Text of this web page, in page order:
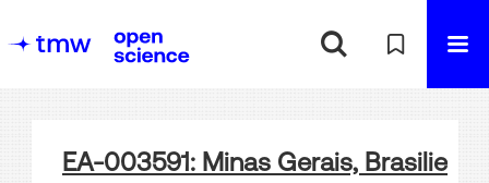
EA-003591: Minas Gerais, Brasilien